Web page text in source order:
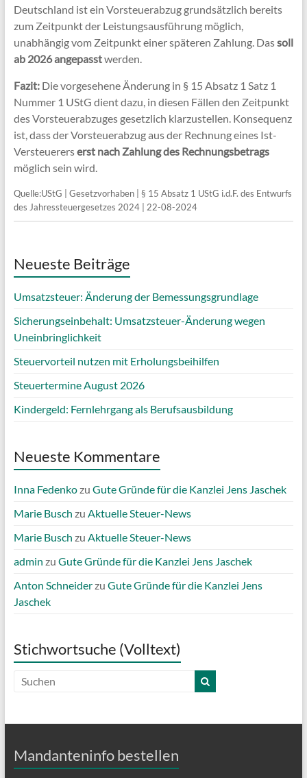
Deutschland ist ein Vorsteuerabzug grundsätzlich bereits
zum Zeitpunkt der Leistungsausführung möglich,
unabhängig vom Zeitpunkt einer späteren Zahlung. Dassoll
ab 2026 angepasstwerden.
Fazit:Die vorgesehene Änderung in § 15 Absatz 1 Satz 1
Nummer 1 UStG dient dazu, in diesen Fällen den Zeitpunkt
des Vorsteuerabzuges gesetzlich klarzustellen. Konsequenz
ist, dass der Vorsteuerabzug aus der Rechnung eines Ist-
Versteuererserst nach Zahlung des Rechnungsbetrags
möglich sein wird.
Quelle:UStG | Gesetzvorhaben | § 15 Absatz 1 UStG i.d.F. des Entwurfs
des Jahressteuergesetzes 2024 | 22-08-2024
Neueste Beiträge
Umsatzsteuer: Änderung der Bemessungsgrundlage
Sicherungseinbehalt: Umsatzsteuer-Änderung wegen
Uneinbringlichkeit
Steuervorteil nutzen mit Erholungsbeihilfen
Steuertermine August 2026
Kindergeld: Fernlehrgang als Berufsausbildung
Neueste Kommentare
Inna Fedenkozu Gute Gründe für die Kanzlei Jens Jaschek
Marie Busch zu Aktuelle Steuer-News
Marie Busch zu Aktuelle Steuer-News
admin zu Gute Gründe für die Kanzlei Jens Jaschek
Anton Schneiderzu Gute Gründe für die Kanzlei Jens
Jaschek
Stichwortsuche (Volltext)
Mandanteninfo bestellen